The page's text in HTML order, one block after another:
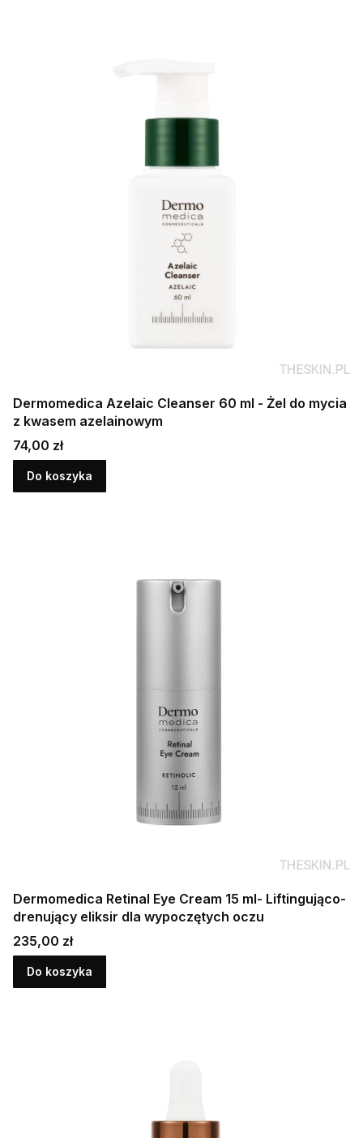
Dermomedica Azelaic Cleanser 60 ml - Żel do mycia
z kwasem azelainowym
Cena
74,00 zł
Do koszyka
Dermomedica Retinal Eye Cream 15 ml- Liftingująco-
drenujący eliksir dla wypoczętych oczu
Cena
235,00 zł
Do koszyka